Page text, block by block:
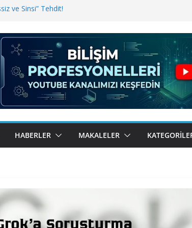
ve Sinsi” Tehdit!
Bugün BulutTahsilat’ta
Kemal Oral Tüm Sorularımızı
HABERLER MAKALELER